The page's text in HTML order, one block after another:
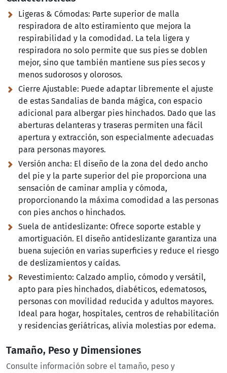
Ligeras & Cómodas: Parte superior de malla
respiradora de alto estiramiento que mejora la
respirabilidad y la comodidad. La tela ligera y
respiradora no solo permite que sus pies se doblen
mejor, sino que también mantiene sus pies secos y
menos sudorosos y olorosos.
Cierre Ajustable: Puede adaptar libremente el ajuste
de estas Sandalias de banda mágica, con espacio
adicional para albergar pies hinchados. Dado que las
aberturas delanteras y traseras permiten una fácil
apertura y extracción, son especialmente adecuadas
para personas mayores.
Versión ancha: El diseño de la zona del dedo ancho
del pie y la parte superior del pie proporciona una
sensación de caminar amplia y cómoda,
proporcionando la máxima comodidad a las personas
con pies anchos o hinchados.
Suela de antideslizante: Ofrece soporte estable y
amortiguación. El diseño antideslizante garantiza una
buena sujeción en varias superficies y reduce el riesgo
de deslizamientos y caídas.
Revestimiento: Calzado amplio, cómodo y versátil,
apto para pies hinchados, diabéticos, edematosos,
personas con movilidad reducida y adultos mayores.
Ideal para hogar, hospitales, centros de rehabilitación
y residencias geriátricas, alivia molestias por edema.
Tamaño, Peso y Dimensiones
Consulte información sobre el tamaño, peso y